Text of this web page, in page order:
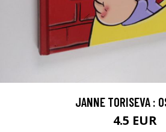
JANNE TORISEVA :
4.5 EUR